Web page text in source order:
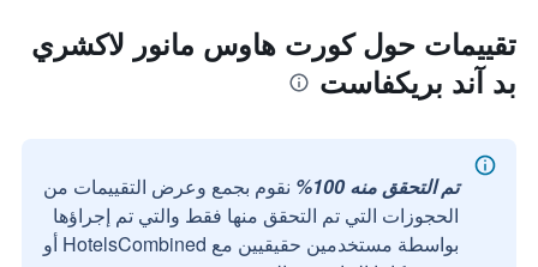
تقييمات حول كورت هاوس مانور لاكشري
بد آند بريكفاست
تم التحقق منه 100%
نقوم بجمع وعرض التقييمات من
الحجوزات التي تم التحقق منها فقط والتي تم إجراؤها
بواسطة مستخدمين حقيقيين مع HotelsCombined أو